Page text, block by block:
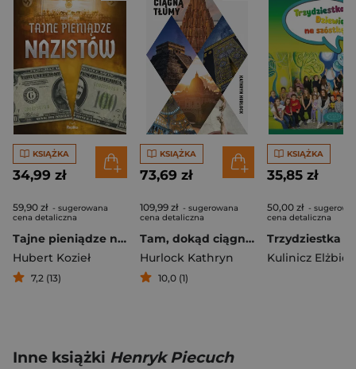
KSIĄŻKA
34,99 zł
59,90 zł - sugerowana
cena detaliczna
Tajne pieniądze nazistów
Hubert Kozieł
7,2 (13)
KSIĄŻKA
73,69 zł
109,99 zł - sugerowana
cena detaliczna
Tam, dokąd ciągną tłumy. Historia świętych miejsc
Hurlock Kathryn
10,0 (1)
KSIĄŻKA
35,85 zł
50,00 zł -
cena detaliczna
Kulinicz
Inne książki Henryk Piecuch